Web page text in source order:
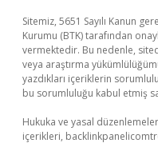
Sitemiz, 5651 Sayılı Kanun
Kurumu (BTK) tarafından
vermektedir. Bu nedenle,
veya araştırma
yazdıkları içeriklerin
bu sorumluluğu kabul etmiş
Hukuka ve yasal
içerikleri,